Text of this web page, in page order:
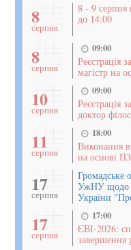
8
серпня
8 - 9 серпня
до 14:00
8
серпня
09:00
Реєстрація
магістр на
10
серпня
09:00
Реєстрація
доктор
11
серпня
18:00
Виконання
на основі
17
серпня
Громадське
УжНУ щодо
України
17
серпня
17:00
ЄВІ-2026:
завершення